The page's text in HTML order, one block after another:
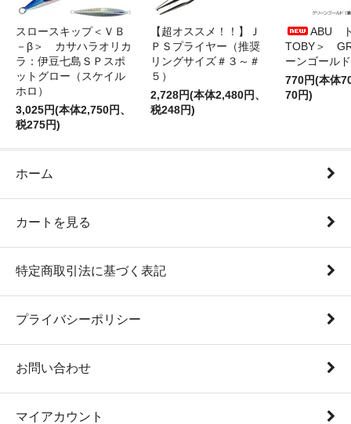
スロースキップ＜ＶＢ
－β＞ カサハラオリカ
ラ：伊豆七島ＳＰスポ
ットグロー（スケイル
ホロ）
3,025円(本体2,750円、
税275円)
【超オススメ！！】Ｊ
ＰＳプライヤー（推奨
リングサイズ＃３～＃
５）
2,728円(本体2,480円、
税248円)
ABU
TOBY＞
ーンゴールド
770円(本体
70円)
ホーム
カートを見る
特定商取引法に基づく表記
プライバシーポリシー
お問い合わせ
マイアカウント